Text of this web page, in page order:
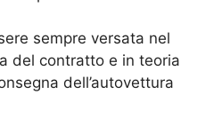
sempre versata nel
del contratto e in teoria
dell’autovettura